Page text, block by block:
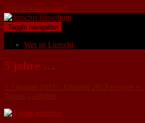
Skip to main content
Toggle navigation
Wer ist Lintschi
5 jahre …
,